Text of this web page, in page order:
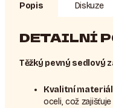
Popis Diskuze
DETAILNÍ
Těžký pevný sedlový
Kvalitní materiál
oceli, což